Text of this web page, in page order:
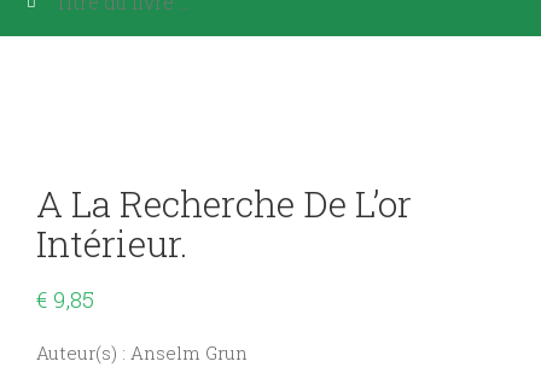
A La Recherche De L’or
Intérieur.
€ 9,85
Auteur(s) : Anselm Grun